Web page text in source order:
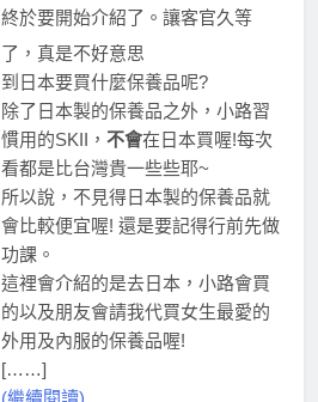
終於要開始介紹了。讓客官久等
了，真是不好意思
到日本要買什麼保養品呢?
除了日本製的保養品之外，小路習
慣用的SKII， 不會在日本買喔!每次
看都是比台灣貴一些些耶~
所以說，不見得日本製的保養品就
會比較便宜喔! 還是要記得行前先做
功課。
這裡會介紹的是去日本，小路會買
的以及朋友會請我代買女生最愛的
外用及內服的保養品喔!
[……]
(繼續閱讀)